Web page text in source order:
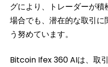
グにより、トレーダーが
場合でも、潜在的な取引に
う努めています。
Bitcoin Ifex 360 AIは、取